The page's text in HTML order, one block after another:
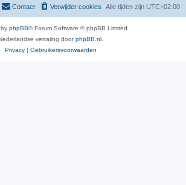
Alle tijden zijn UTC+02:00
Verwijder cookies
Contact
phpBB® Forum Software © phpBB Limited
vertaling doorphpBB.nl
Privacy | Gebruikersvoorwaarden